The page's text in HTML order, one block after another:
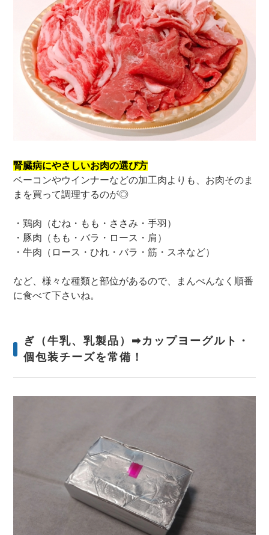
腎臓病にやさしいお肉の選び方
ベーコンやウインナーなどの加工肉よりも、お肉そのま
まを買って調理するのが◎
・鶏肉（むね・もも・ささみ・手羽）
・豚肉（もも・バラ・ロース・肩）
・牛肉（ロース・ひれ・バラ・筋・スネなど）
など、様々な種類と部位があるので、まんべんなく順番
に食べて下さいね。
ぎ（牛乳、乳製品）➡カップヨーグルト・
個包装チーズを常備！